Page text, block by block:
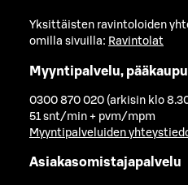
Yksittäisten ravintoloiden
omilla sivuilla: Ravintolat
Myyntipalvelu,
0300 870 020 (arkisin klo
51 snt/min + pvm/mpm
Myyntipalveluiden
Asiakasomistajapalvelu